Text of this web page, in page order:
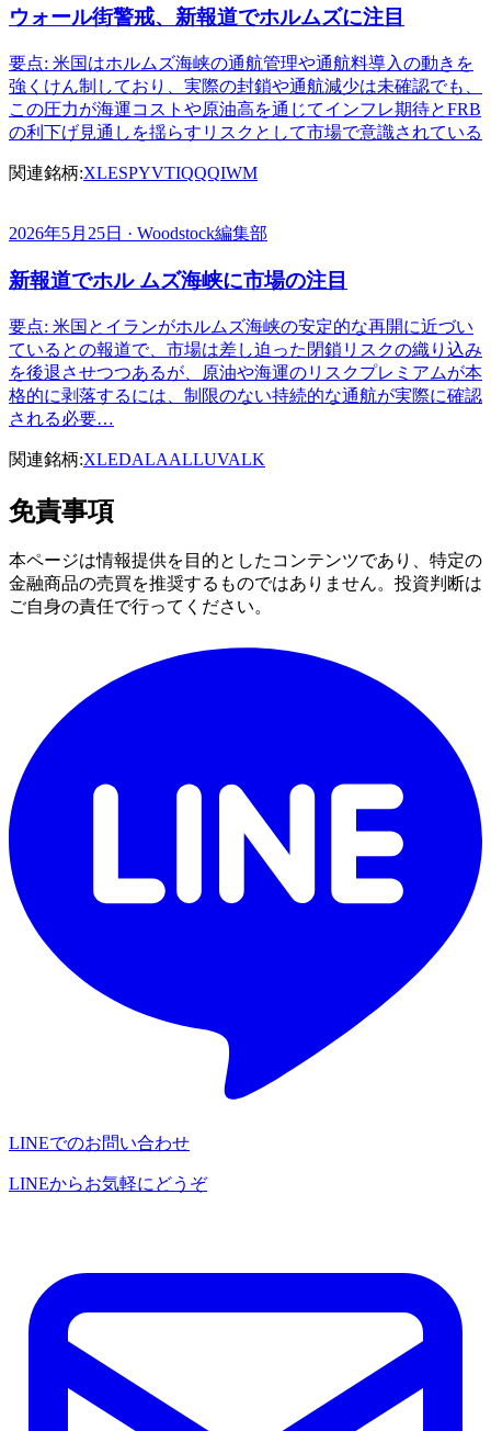
ウォール街警戒、新報道でホルムズに注目
要点: 米国はホルムズ海峡の通航管理や通航料導入の動きを
強くけん制しており、実際の封鎖や通航減少は未確認でも、
この圧力が海運コストや原油高を通じてインフレ期待とFRB
の利下げ見通しを揺らすリスクとして市場で意識されている
関連銘柄:XLESPYVTIQQQIWM
2026年5月25日 · Woodstock編集部
新報道でホル ムズ海峡に市場の注目
要点: 米国とイランがホルムズ海峡の安定的な再開に近づい
ているとの報道で、市場は差し迫った閉鎖リスクの織り込み
を後退させつつあるが、原油や海運のリスクプレミアムが本
格的に剥落するには、制限のない持続的な通航が実際に確認
される必要…
関連銘柄:XLEDALAALLUVALK
免責事項
本ページは情報提供を目的としたコンテンツであり、特定の
金融商品の売買を推奨するものではありません。投資判断は
ご自身の責任で行ってください。
LINEでのお問い合わせ
LINEからお気軽にどうぞ